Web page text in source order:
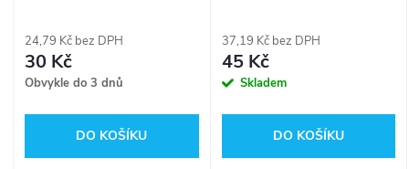
24,79 Kč bez DPH
30 Kč
Obvykle do 3 dnů
DO KOŠÍKU
37,19 Kč bez DPH
45 Kč
Skladem
DO KOŠÍKU